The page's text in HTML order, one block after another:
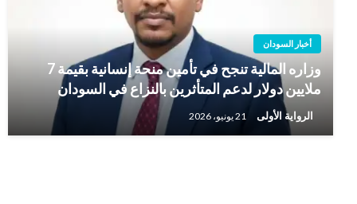
أخبار السودان
وزاره المالية تنجح في تأمين منحة إنسانية بقيمة 7
ملايين دولار لدعم المتأثرين بالنزاع في السودان
الرواية الأولى 21 يونيو، 2026